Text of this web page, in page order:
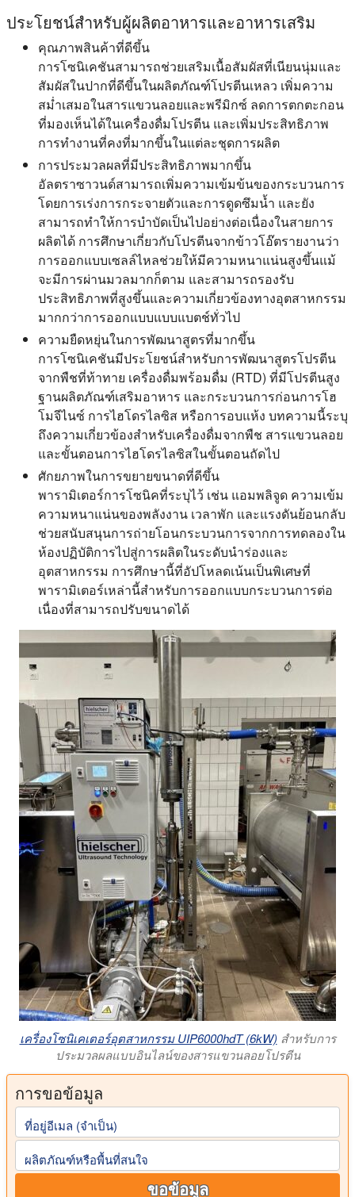
ประโยชน์สำหรับผู้ผลิตอาหารและอาหารเสริม
คุณภาพสินค้าที่ดีขึ้น
การโซนิเคชันสามารถช่วยเสริมเนื้อสัมผัสที่เนียนนุ่มและ
สัมผัสในปากที่ดีขึ้นในผลิตภัณฑ์โปรตีนเหลว เพิ่มความ
สม่ำเสมอในสารแขวนลอยและพรีมิกซ์ ลดการตกตะกอน
ที่มองเห็นได้ในเครื่องดื่มโปรตีน และเพิ่มประสิทธิภาพ
การทำงานที่คงที่มากขึ้นในแต่ละชุดการผลิต
การประมวลผลที่มีประสิทธิภาพมากขึ้น
อัลตราซาวนด์สามารถเพิ่มความเข้มข้นของกระบวนการ
โดยการเร่งการกระจายตัวและการดูดซึมน้ำ และยัง
สามารถทำให้การบำบัดเป็นไปอย่างต่อเนื่องในสายการ
ผลิตได้ การศึกษาเกี่ยวกับโปรตีนจากข้าวโอ๊ตรายงานว่า
การออกแบบเซลล์ไหลช่วยให้มีความหนาแน่นสูงขึ้นแม้
จะมีการผ่านมวลมากก็ตาม และสามารถรองรับ
ประสิทธิภาพที่สูงขึ้นและความเกี่ยวข้องทางอุตสาหกรรม
มากกว่าการออกแบบแบบแบตช์ทั่วไป
ความยืดหยุ่นในการพัฒนาสูตรที่มากขึ้น
การโซนิเคชันมีประโยชน์สำหรับการพัฒนาสูตรโปรตีน
จากพืชที่ท้าทาย เครื่องดื่มพร้อมดื่ม (RTD) ที่มีโปรตีนสูง
ฐานผลิตภัณฑ์เสริมอาหาร และกระบวนการก่อนการโฮ
โมจีไนซ์ การไฮโดรไลซิส หรือการอบแห้ง บทความนี้ระบุ
ถึงความเกี่ยวข้องสำหรับเครื่องดื่มจากพืช สารแขวนลอย
และขั้นตอนการไฮโดรไลซิสในขั้นตอนถัดไป
ศักยภาพในการขยายขนาดที่ดีขึ้น
พารามิเตอร์การโซนิคที่ระบุไว้ เช่น แอมพลิจูด ความเข้ม
ความหนาแน่นของพลังงาน เวลาพัก และแรงดันย้อนกลับ
ช่วยสนับสนุนการถ่ายโอนกระบวนการจากการทดลองใน
ห้องปฏิบัติการไปสู่การผลิตในระดับนำร่องและ
อุตสาหกรรม การศึกษานี้ที่อัปโหลดเน้นเป็นพิเศษที่
พารามิเตอร์เหล่านี้สำหรับการออกแบบกระบวนการต่อ
เนื่องที่สามารถปรับขนาดได้
เครื่องโซนิเคเตอร์อุตสาหกรรม UIP6000hdT (6kW) สำหรับการ
ประมวลผลแบบอินไลน์ของสารแขวนลอยโปรตีน
การขอข้อมูล
ที่อยู่อีเมล (จําเป็น)
ผลิตภัณฑ์หรือพื้นที่สนใจ
ขอข้อมูล